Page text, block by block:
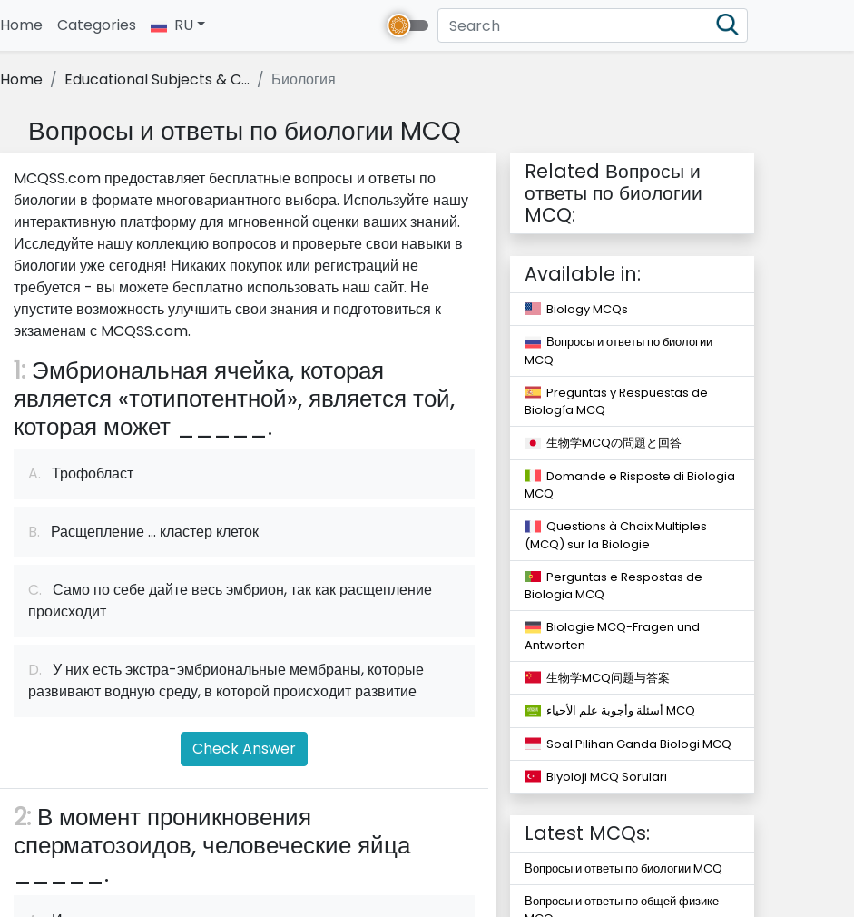
Home (current)
Categories RU
Home Educational Subjects & C... Биология
Вопросы и ответы по биологии MCQ
MCQSS.com предоставляет бесплатные вопросы и ответы по
биологии в формате многовариантного выбора. Используйте нашу
интерактивную платформу для мгновенной оценки ваших знаний.
Исследуйте нашу коллекцию вопросов и проверьте свои навыки в
биологии уже сегодня! Никаких покупок или регистраций не
требуется - вы можете бесплатно использовать наш сайт. Не
упустите возможность улучшить свои знания и подготовиться к
экзаменам с MCQSS.com.
1: Эмбриональная ячейка, которая
является «тотипотентной», является той,
которая может _____.
A. Трофобласт
B. Расщепление ... кластер клеток
C. Само по себе дайте весь эмбрион, так как расщепление
происходит
D. У них есть экстра-эмбриональные мембраны, которые
развивают водную среду, в которой происходит развитие
Check Answer
2: В момент проникновения
сперматозоидов, человеческие яйца
_____.
Related Вопросы и
ответы по биологии
MCQ:
Available in:
Biology MCQs
Вопросы и ответы по биологии
MCQ
Preguntas y Respuestas de
Biología MCQ
生物学MCQの問題と回答
Domande e Risposte di Biologia
MCQ
Questions à Choix Multiples
(MCQ) sur la Biologie
Perguntas e Respostas de
Biologia MCQ
Biologie MCQ-Fragen und
Antworten
生物学MCQ问题与答案
أسئلة وأجوبة علم الأحياء MCQ
Soal Pilihan Ganda Biologi MCQ
Biyoloji MCQ Soruları
Latest MCQs:
Вопросы и ответы по биологии MCQ
Вопросы и ответы по общей физике